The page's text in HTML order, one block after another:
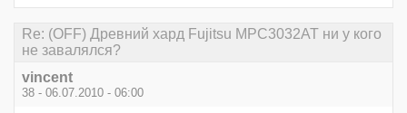
Re: (OFF) Древний хард Fujitsu MPC3032AT ни у кого
не завалялся?
vincent
38 - 06.07.2010 - 06:00